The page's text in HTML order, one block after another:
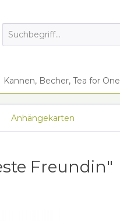
Kannen, Becher, Tea for One
Anhängekarten
Freundin"